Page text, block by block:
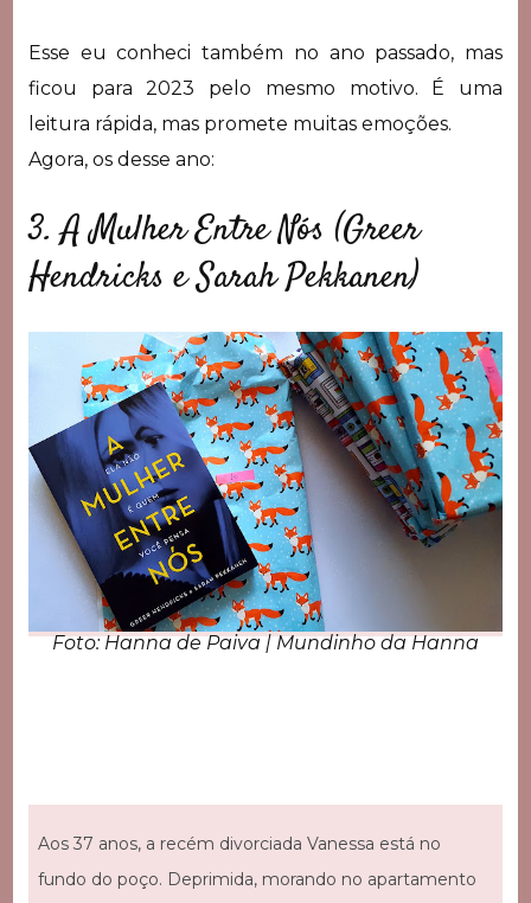
Esse eu conheci também no ano passado, mas
ficou para 2023 pelo mesmo motivo. É uma
leitura rápida, mas promete muitas emoções.
Agora, os desse ano:
3. A Mulher Entre Nós (Greer
Hendricks e Sarah Pekkanen)
Foto: Hanna de Paiva | Mundinho da Hanna
Aos 37 anos, a recém divorciada Vanessa está no
fundo do poço. Deprimida, morando no apartamento